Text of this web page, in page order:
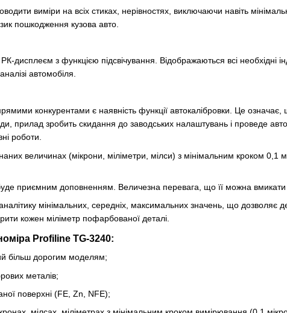
виміри на всіх стиках, нерівностях, виключаючи навіть
пошкодження кузова авто.
дисплеєм з функцією підсвічування. Відображаються всі
автомобіля.
конкурентами є наявність функції автокалібровки. Це
прилад зробить скидання до заводських налаштувань і проведе
роботи.
величинах (мікрони, міліметри, мілси) з мінімальним кроком
приємним доповненням. Величезна перевага, що її можна
мінімальних, середніх, максимальних значень, що дозволяє
кожен міліметр пофарбованої деталі.
Profiline TG-3240:
більш дорогим моделям;
металів;
поверхні (FE, Zn, NFE);